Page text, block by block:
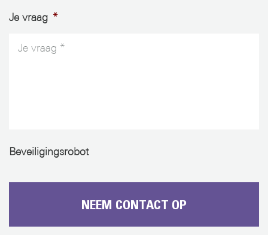
Je vraag *
Beveiligingsrobot